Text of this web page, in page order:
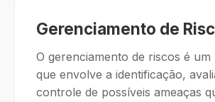
Gerenciamento de
O gerenciamento de riscos é um
que envolve a identificação,
controle de possíveis ameaças